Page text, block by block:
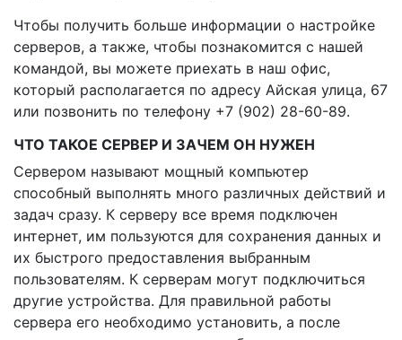
Чтобы получить больше информации о настройке
серверов, а также, чтобы познакомится с нашей
командой, вы можете приехать в наш офис,
который располагается по адресу Айская улица, 67
или позвонить по телефону +7 (902) 28-60-89.
ЧТО ТАКОЕ СЕРВЕР И ЗАЧЕМ ОН НУЖЕН
Сервером называют мощный компьютер
способный выполнять много различных действий и
задач сразу. К серверу все время подключен
интернет, им пользуются для сохранения данных и
их быстрого предоставления выбранным
пользователям. К серверам могут подключиться
другие устройства. Для правильной работы
сервера его необходимо установить, а после